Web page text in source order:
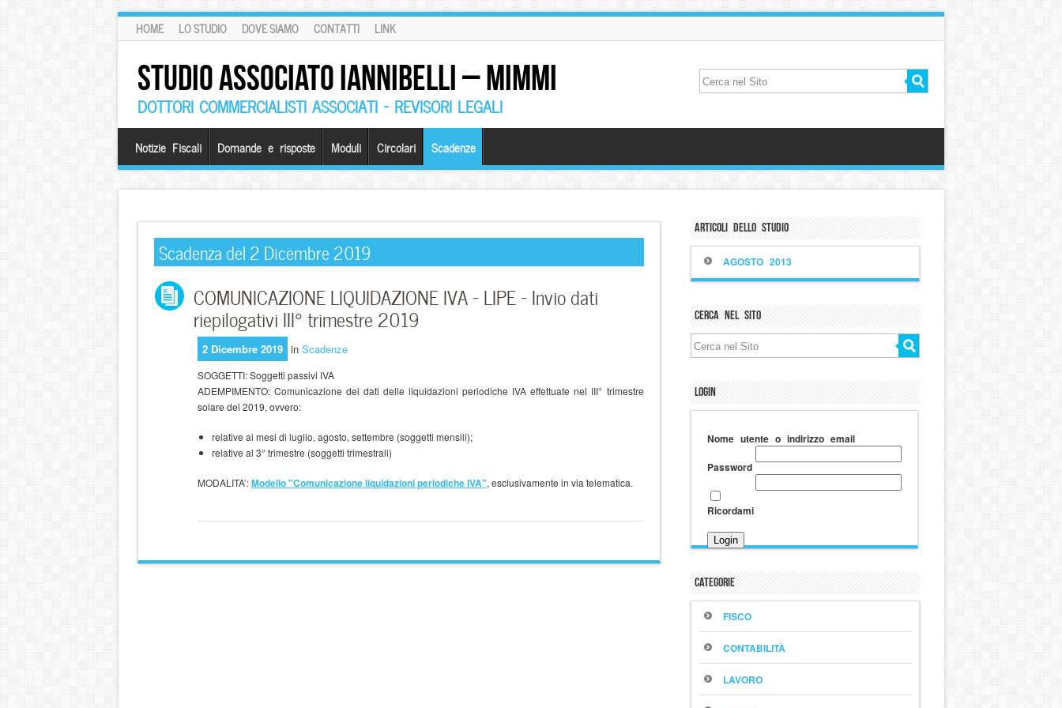
HOME LO STUDIO DOVE SIAMO CONTATTI LINK
STUDIO ASSOCIATO IANNIBELLI – MIMMI
DOTTORI COMMERCIALISTI ASSOCIATI – REVISORI LEGALI
Notizie Fiscali Domande e risposte Moduli Circolari Scadenze
Scadenza del 2 Dicembre 2019
COMUNICAZIONE LIQUIDAZIONE IVA – LIPE – Invio dati
riepilogativi III° trimestre 2019
2 Dicembre 2019 in Scadenze
SOGGETTI: Soggetti passivi IVA
ADEMPIMENTO: Comunicazione dei dati delle liquidazioni periodiche IVA effettuate nel III° trimestre
solare del 2019, ovvero:
relative ai mesi di luglio, agosto, settembre (soggetti mensili);
relative al 3° trimestre (soggetti trimestrali)
MODALITA’:Modello "Comunicazione liquidazioni periodiche IVA", esclusivamente in via telematica.
Articoli dello Studio
AGOSTO 2013
Cerca nel sito
Login
Nome utente o indirizzo email
Password
Ricordami
Categorie
FISCO
CONTABILITÀ
LAVORO